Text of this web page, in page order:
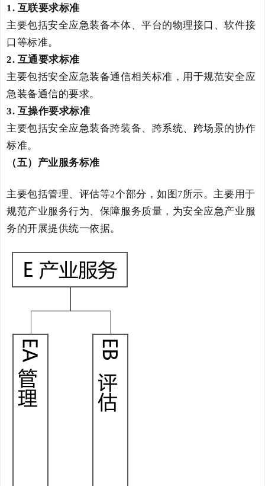
1. 互联要求标准
主要包括安全应急装备本体、平台的物理接口 、软件接
口 等标准。
2. 互通要求标准
主要包括安全应急装备通信相关标准，用于规范安全应
急装备通信的要求。
3. 互操作要求标准
主要包括安全应急装备跨装备、跨系统、跨场景的协作
标准。
（五）产业服务标准
主要包括管理、评估等2个部分，如图 7所示。主要用于
规范产业服务行为、保障服务质量，为安全应急产业服
务的开展提供统一依据。